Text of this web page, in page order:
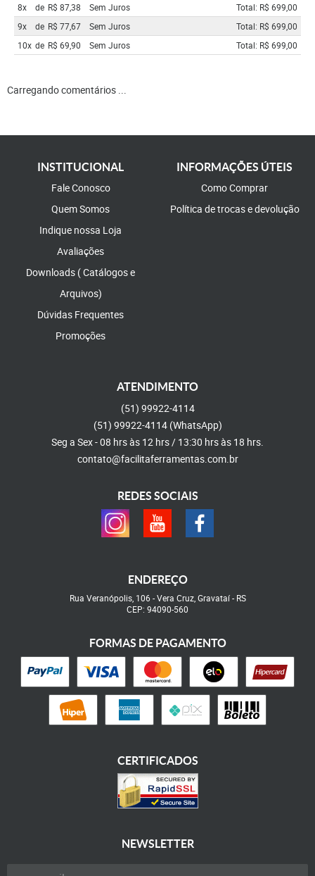
8x
de R$ 87,38 Sem Juros
Total: R$ 699,00
9x
de R$ 77,67 Sem Juros
Total: R$ 699,00
10x de R$ 69,90 Sem Juros Total: R$ 699,00
Carregando comentários ...
INSTITUCIONAL
Fale Conosco
Quem Somos
Indique nossa Loja
Avaliações
Downloads ( Catálogos e
Arquivos)
Dúvidas Frequentes
Promoções
INFORMAÇÕES ÚTEIS
Como Comprar
Política de trocas e devolução
ATENDIMENTO
(51) 99922-4114
(51) 99922-4114 (WhatsApp)
Seg a Sex - 08 hrs às 12 hrs / 13:30 hrs às 18 hrs.
contato@facilitaferramentas.com.br
REDES SOCIAIS
ENDEREÇO
Rua Veranópolis, 106 -Vera Cruz, Gravataí- RS
CEP: 94090-560
FORMAS DE PAGAMENTO
CERTIFICADOS
NEWSLETTER